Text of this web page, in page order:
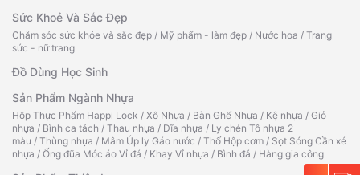
Sức Khoẻ Và Sắc Đẹp
Chăm sóc sức khỏe và sắc đẹp / Mỹ phẩm - làm đẹp / Nước hoa / Trang
sức - nữ trang
Đồ Dùng Học Sinh
Sản Phẩm Ngành Nhựa
Hộp Thực Phẩm Happi Lock / Xô Nhựa / Bàn Ghế Nhựa / Kệ nhựa / Giỏ
nhựa / Bình ca tách / Thau nhựa /Đĩa nhựa / Ly chén Tô nhựa 2
màu / Thùng nhựa / Mâm Úp ly Gáo nước / Thố Hộp cơm / Sọt Sóng Cần xé
nhựa / Ống đũa Móc áo Vỉ đá / Khay Vỉ nhựa / Bình đá / Hàng gia công